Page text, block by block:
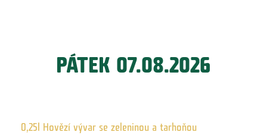
PÁTEK 07.08.2026
0,25l Hovězí vývar se zeleninou a tarhoňou